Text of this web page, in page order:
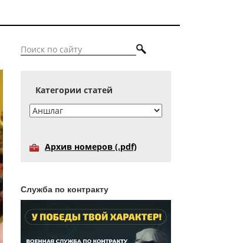
Категории статей
Архив номеров (.pdf)
Служба по контракту